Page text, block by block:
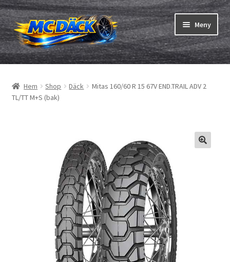
Hoppa
till
navigering
Hoppa
till
innehåll
Meny
Däck
Slangar & fälgband
Hem Shop Däck
Mitas 160/60 R 15 67V END.TRAIL ADV 2
TL/TT M+S (bak)